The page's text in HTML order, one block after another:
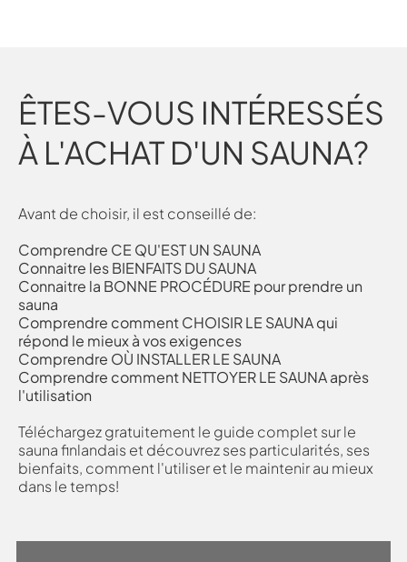
ÊTES-VOUS INTÉRESSÉS
À L'ACHAT D'UN SAUNA?
Avant de choisir, il est conseillé de:
Comprendre CE QU'EST UN SAUNA
Connaitre les BIENFAITS DU SAUNA
Connaitre la BONNE PROCÉDURE pour prendre un
sauna
Comprendre comment CHOISIR LE SAUNA qui
répond le mieux à vos exigences
Comprendre OÙ INSTALLER LE SAUNA
Comprendre comment NETTOYER LE SAUNA après
l'utilisation
Téléchargez gratuitement le guide complet sur le
sauna finlandais et découvrez ses particularités, ses
bienfaits, comment l'utiliser et le maintenir au mieux
dans le temps!